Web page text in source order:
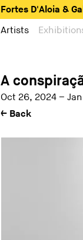
Fortes D'Aloia &
Artists
A
Oct 26, 2024 – Jan
← Back